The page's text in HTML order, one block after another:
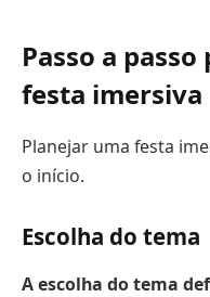
Passo a
festa imersiva
Planejar uma festa
o início.
Escolha do tema
A escolha do tema